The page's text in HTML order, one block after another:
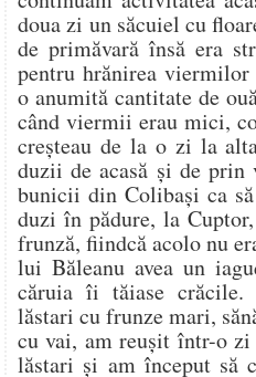
doua zi un săcuiel cu
de primăvară însă era
pentru hrănirea viermilor
o anumită cantitate de
când viermii erau mici,
creșteau de la o zi la
duzii de acasă și de prin
bunicii din Colibași ca
duzi în pădure, la
frunză, fiindcă acolo nu
lui Băleanu avea un
căruia îi tăiase crăcile.
lăstari cu frunze mari,
cu vai, am reușit într-o
lăstari și am început să